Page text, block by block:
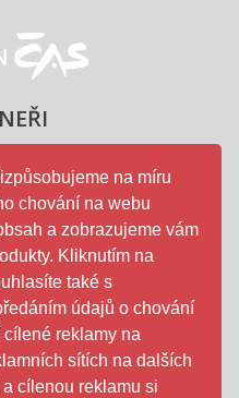
ČAS - logo
průmyslu a
- logo
na míru
chování na webu
a zobrazujeme vám
Kliknutím na
také s
údajů o chování
reklamy na
sítích na dalších
cílenou reklamu si